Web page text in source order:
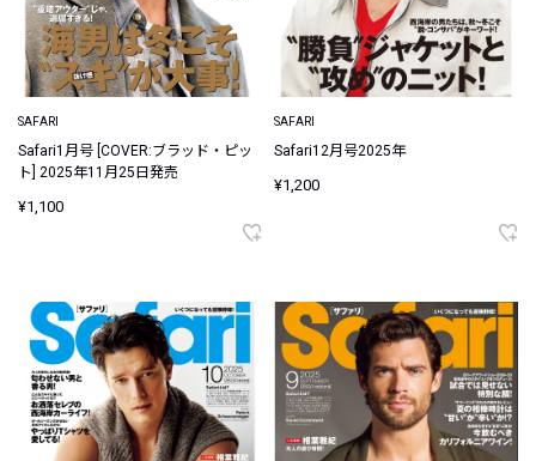
SAFARI
Safari1月号 [COVER:ブラッド・ピッ
ト] 2025年11月25日発売
¥1,100
SAFARI
Safari12月号2025年
¥1,200